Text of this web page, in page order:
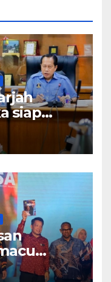
siap
Maslan